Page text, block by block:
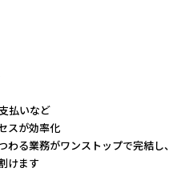
払いなど
スが効率化
わる業務がワンストップで完結し、
けます